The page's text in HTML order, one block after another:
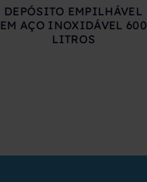
DEPÓSITO EMPILHÁVEL
EM AÇO INOXIDÁVEL 600
LITROS